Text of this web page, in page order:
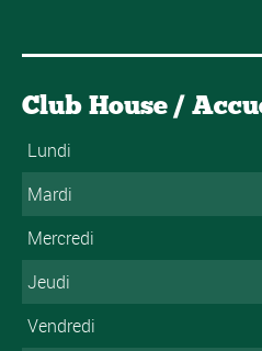
Club House /
Lundi
Mardi
Mercredi
Jeudi
Vendredi